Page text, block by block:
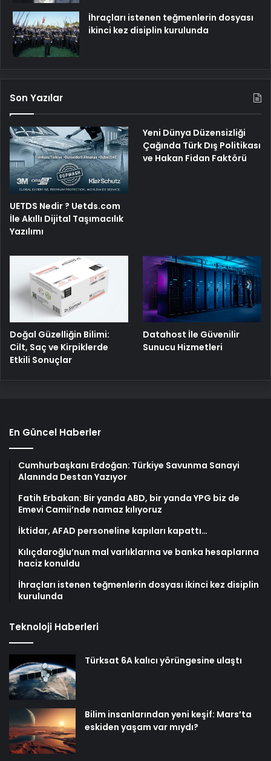
İhraçları istenen teğmenlerin dosyası
ikinci kez disiplin kurulunda
Son Yazılar
UETDS Nedir ? Uetds.com
İle Akıllı Dijital Taşımacılık
Yazılımı
Yeni Dünya Düzensizliği
Çağında Türk Dış Politikası
ve Hakan Fidan Faktörü
Doğal Güzelliğin Bilimi:
Cilt, Saç ve Kirpiklerde
Etkili Sonuçlar
Datahost İle Güvenilir
Sunucu Hizmetleri
En Güncel Haberler
Cumhurbaşkanı Erdoğan: Türkiye Savunma Sanayi
Alanında Destan Yazıyor
Fatih Erbakan: Bir yanda ABD, bir yanda YPG biz de
Emevi Camii’nde namaz kılıyoruz
İktidar, AFAD personeline kapıları kapattı…
Kılıçdaroğlu’nun mal varlıklarına ve banka hesaplarına
haciz konuldu
İhraçları istenen teğmenlerin dosyası ikinci kez disiplin
kurulunda
Teknoloji Haberleri
Türksat 6A kalıcı yörüngesine ulaştı
Bilim insanlarından yeni keşif: Mars’ta
eskiden yaşam var mıydı?